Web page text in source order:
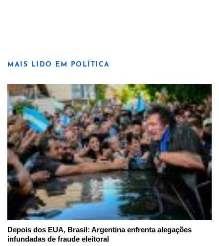
MAIS LIDO EM POLÍTICA
Depois dos EUA, Brasil: Argentina enfrenta alegações
infundadas de fraude eleitoral